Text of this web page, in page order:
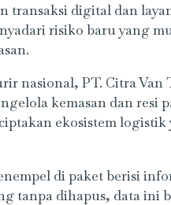
transaksi digital dan
risiko baru yang
nasional, PT. Citra
kemasan dan resi
ekosistem
di paket berisi
tanpa dihapus, data ini